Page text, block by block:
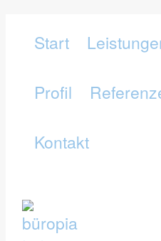
Start
Profil
Kontakt